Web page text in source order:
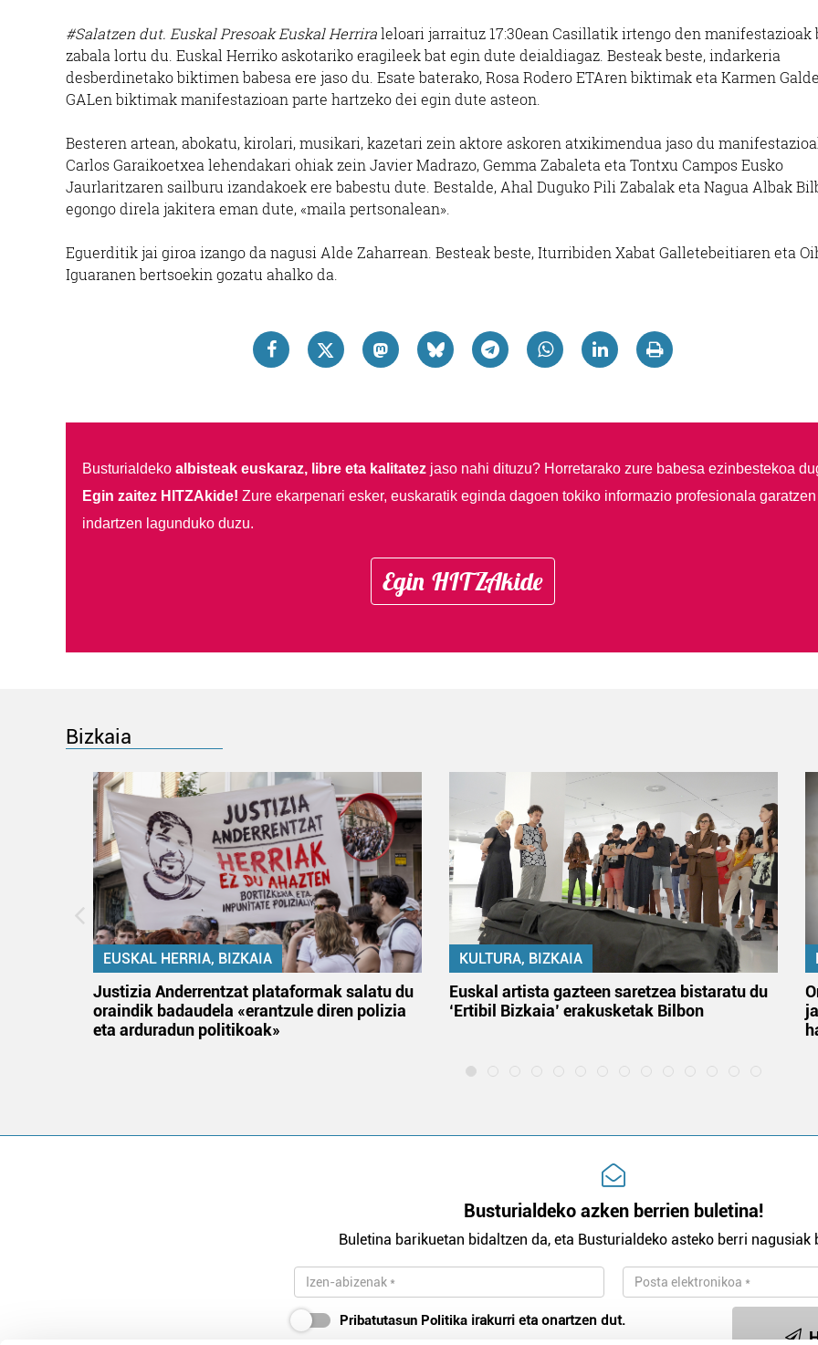
#Salatzen dut. Euskal Presoak Euskal Herriraleloari jarraituz 17:30ean Casillatik irtengo den manifestazioak
zabala lortu du. Euskal Herriko askotariko eragileek bat egin dute deialdiagaz. Besteak beste, indarkeria
desberdinetako biktimen babesa ere jaso du. Esate baterako, Rosa Rodero ETAren biktimak eta Karmen
GALen biktimak manifestazioan parte hartzeko dei egin dute asteon.
Besteren artean, abokatu, kirolari, musikari, kazetari zein aktore askoren atxikimendua jaso du
Carlos Garaikoetxea lehendakari ohiak zein Javier Madrazo, Gemma Zabaleta eta Tontxu Campos Eusko
Jaurlaritzaren sailburu izandakoek ere babestu dute. Bestalde, Ahal Duguko Pili Zabalak eta Nagua Albak
egongo direla jakitera eman dute, «maila pertsonalean».
Eguerditik jai giroa izango da nagusi Alde Zaharrean. Besteak beste, Iturribiden Xabat Galletebeitiaren eta
Iguaranen bertsoekin gozatu ahalko da.
Busturialdeko albisteak euskaraz, libre eta kalitatezjaso nahi dituzu? Horretarako zure babesa ezinbestekoa
Egin zaitez HITZAkide! Zure ekarpenari esker, euskaratik eginda dagoen tokiko informazio profesionala garatzen
indartzen lagunduko duzu.
Egin HITZAkide
Bizkaia
EUSKAL HERRIA, BIZKAIA
Justizia Anderrentzat plataformak salatu du
oraindik badaudela «erantzule diren polizia
eta arduradun politikoak»
KULTURA, BIZKAIA
Euskal artista gazteen saretzea bistaratu du
‘Ertibil Bizkaia’ erakusketak Bilbon
Busturialdeko azken berrien buletina!
Buletina barikuetan bidaltzen da, eta Busturialdeko asteko berri nagusiak
Pribatutasun Politika irakurri eta onartzen dut.